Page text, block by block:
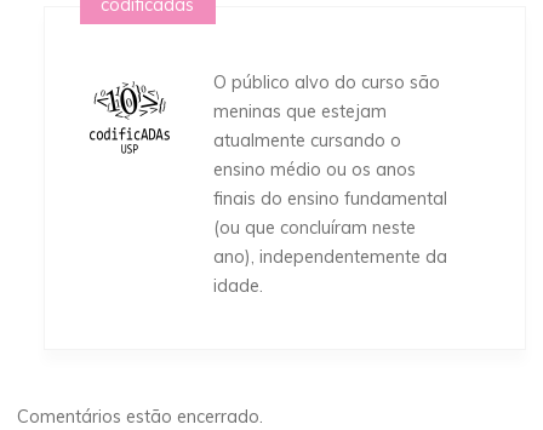
codificadas
O público alvo do curso são
meninas que estejam
atualmente cursando o
ensino médio ou os anos
finais do ensino fundamental
(ou que concluíram neste
ano), independentemente da
idade.
Comentários estão encerrado.